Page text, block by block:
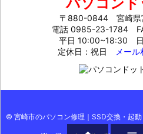
パソコン
〒880-0844 宮崎県
電話 0985-23-1784
平日 10:00~18:30
定休日：祝日
メー
© 宮崎市のパソコン修理｜SSD交換・起